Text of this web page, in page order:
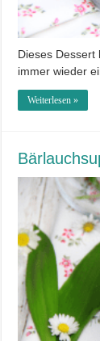
Dieses Dessert
immer wieder
Weiterlesen »